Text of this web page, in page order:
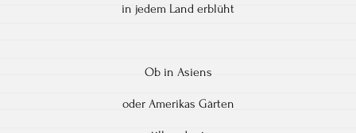
in jedem Land erblüht
Ob in Asiens
oder Amerikas Gärten